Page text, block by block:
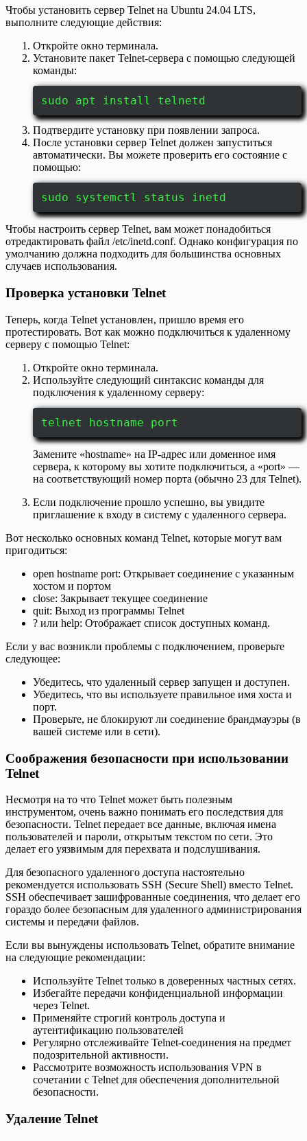
Чтобы установить сервер Telnet на Ubuntu 24.04 LTS,
выполните следующие действия:
Откройте окно терминала.
Установите пакет Telnet-сервера с помощью следующей
команды:
sudo apt install telnetd
Подтвердите установку при появлении запроса.
После установки сервер Telnet должен запуститься
автоматически. Вы можете проверить его состояние с
помощью:
sudo systemctl status inetd
Чтобы настроить сервер Telnet, вам может понадобиться
отредактировать файл /etc/inetd.conf. Однако конфигурация по
умолчанию должна подходить для большинства основных
случаев использования.
Проверка установки Telnet
Теперь, когда Telnet установлен, пришло время его
протестировать. Вот как можно подключиться к удаленному
серверу с помощью Telnet:
Откройте окно терминала.
Используйте следующий синтаксис команды для
подключения к удаленному серверу:
telnet hostname port
Замените «hostname» на IP-адрес или доменное имя
сервера, к которому вы хотите подключиться, а «port» —
на соответствующий номер порта (обычно 23 для Telnet).
Если подключение прошло успешно, вы увидите
приглашение к входу в систему с удаленного сервера.
Вот несколько основных команд Telnet, которые могут вам
пригодиться:
open hostname port: Открывает соединение с указанным
хостом и портом
close: Закрывает текущее соединение
quit: Выход из программы Telnet
? или help: Отображает список доступных команд.
Если у вас возникли проблемы с подключением, проверьте
следующее:
Убедитесь, что удаленный сервер запущен и доступен.
Убедитесь, что вы используете правильное имя хоста и
порт.
Проверьте, не блокируют ли соединение брандмауэры (в
вашей системе или в сети).
Соображения безопасности при использовании
Telnet
Несмотря на то что Telnet может быть полезным
инструментом, очень важно понимать его последствия для
безопасности. Telnet передает все данные, включая имена
пользователей и пароли, открытым текстом по сети. Это
делает его уязвимым для перехвата и подслушивания.
Для безопасного удаленного доступа настоятельно
рекомендуется использовать SSH (Secure Shell) вместо Telnet.
SSH обеспечивает зашифрованные соединения, что делает его
гораздо более безопасным для удаленного администрирования
системы и передачи файлов.
Если вы вынуждены использовать Telnet, обратите внимание
на следующие рекомендации:
Используйте Telnet только в доверенных частных сетях.
Избегайте передачи конфиденциальной информации
через Telnet.
Применяйте строгий контроль доступа и
аутентификацию пользователей
Регулярно отслеживайте Telnet-соединения на предмет
подозрительной активности.
Рассмотрите возможность использования VPN в
сочетании с Telnet для обеспечения дополнительной
безопасности.
Удаление Telnet